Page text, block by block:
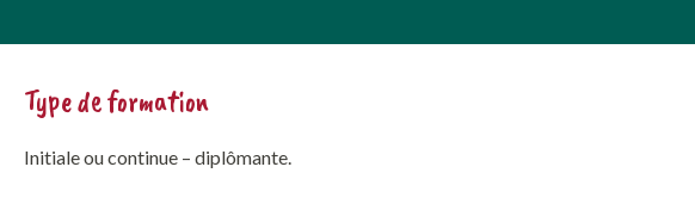
Type de formation
Initiale ou continue – diplômante.